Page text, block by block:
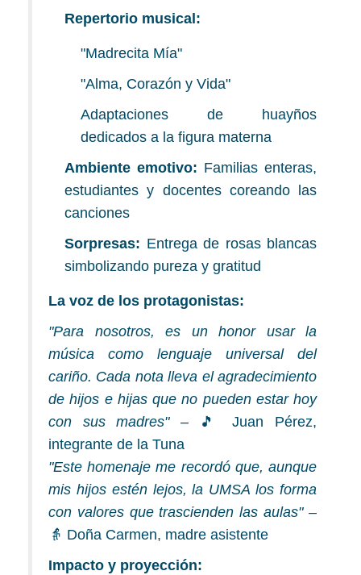
Repertorio musical:
"Madrecita Mía"
"Alma, Corazón y Vida"
Adaptaciones de huayños
dedicados a la figura materna
Ambiente emotivo: Familias enteras,
estudiantes y docentes coreando las
canciones
Sorpresas: Entrega de rosas blancas
simbolizando pureza y gratitud
La voz de los protagonistas:
"Para nosotros, es un honor usar la
música como lenguaje universal del
cariño. Cada nota lleva el agradecimiento
de hijos e hijas que no pueden estar hoy
con sus madres"– 🎵 Juan Pérez,
integrante de la Tuna
"Este homenaje me recordó que, aunque
mis hijos estén lejos, la UMSA los forma
con valores que trascienden las aulas"–
👵 Doña Carmen, madre asistente
Impacto y proyección: